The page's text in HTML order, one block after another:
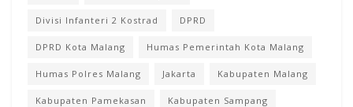
Divisi Infanteri 2 Kostrad DPRD
DPRD Kota Malang Humas Pemerintah Kota Malang
Humas Polres Malang Jakarta Kabupaten Malang
Kabupaten Pamekasan Kabupaten Sampang